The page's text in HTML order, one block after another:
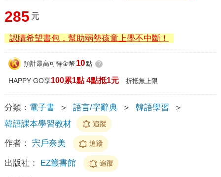
285 元
認購希望書包，幫助弱勢孩童上學不中斷！
預計最高可得金幣 10點 ?
HAPPY GO享100累1點 4點抵1元 折抵無上限
分類： 電子書 ＞ 語言/字辭典 ＞ 韓語學習
＞
韓語課本學習教材
追蹤
作者： 宍戶奈美 追蹤
出版社： EZ叢書館 追蹤